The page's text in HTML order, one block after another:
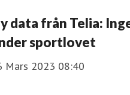
data från Telia:
sportlovet
Mars 2023 08:40